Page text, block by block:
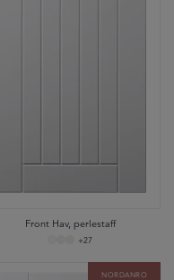
Front Hav, perlestaff
+27
NORDANRO